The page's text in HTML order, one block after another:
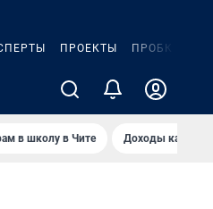
ПРОЕКТЫ ПРОБКИ
в школу в Чите Доходы